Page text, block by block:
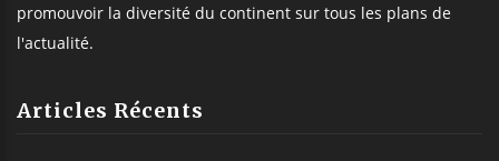
promouvoir la diversité du continent sur tous les plans de
l'actualité.
Articles Récents